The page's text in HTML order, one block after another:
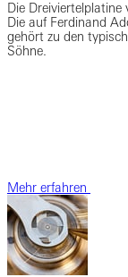
Die
Die auf Ferdinand
gehört zu den
Söhne.
Mehr erfahren